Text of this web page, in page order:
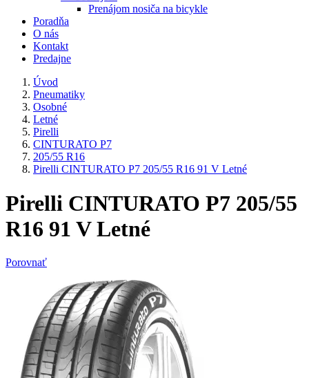
Prenájom nosiča na bicykle
Poradňa
O nás
Kontakt
Predajne
Úvod
Pneumatiky
Osobné
Letné
Pirelli
CINTURATO P7
205/55 R16
Pirelli CINTURATO P7 205/55 R16 91 V Letné
Pirelli CINTURATO P7 205/55
R16 91 V Letné
Porovnať